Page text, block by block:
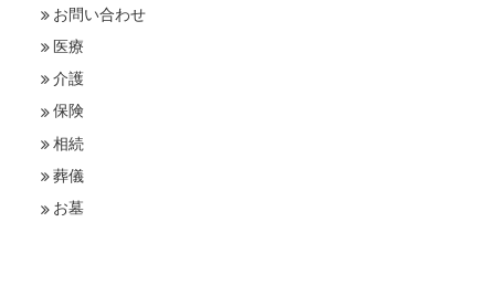
お問い合わせ
医療
介護
保険
相続
葬儀
お墓